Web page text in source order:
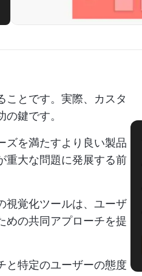
ことです。実際、カスタ
鍵です。
ズを満たすより良い製品
重大な問題に発展する前
視覚化ツールは、ユーザ
めの共同アプローチを提
と特定のユーザーの態度